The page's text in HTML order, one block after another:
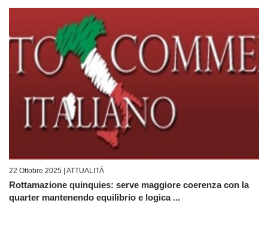
22 Ottobre 2025 | ATTUALITÀ
Rottamazione quinquies: serve maggiore coerenza con la
quarter mantenendo equilibrio e logica ...